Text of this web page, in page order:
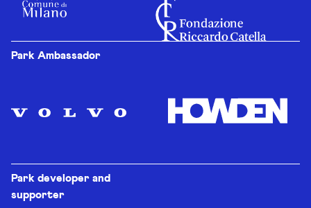
Park Ambassador
Park developer and
supporter